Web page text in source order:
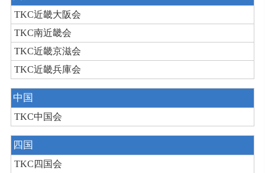
TKC近畿大阪会
TKC南近畿会
TKC近畿京滋会
TKC近畿兵庫会
中国
TKC中国会
四国
TKC四国会